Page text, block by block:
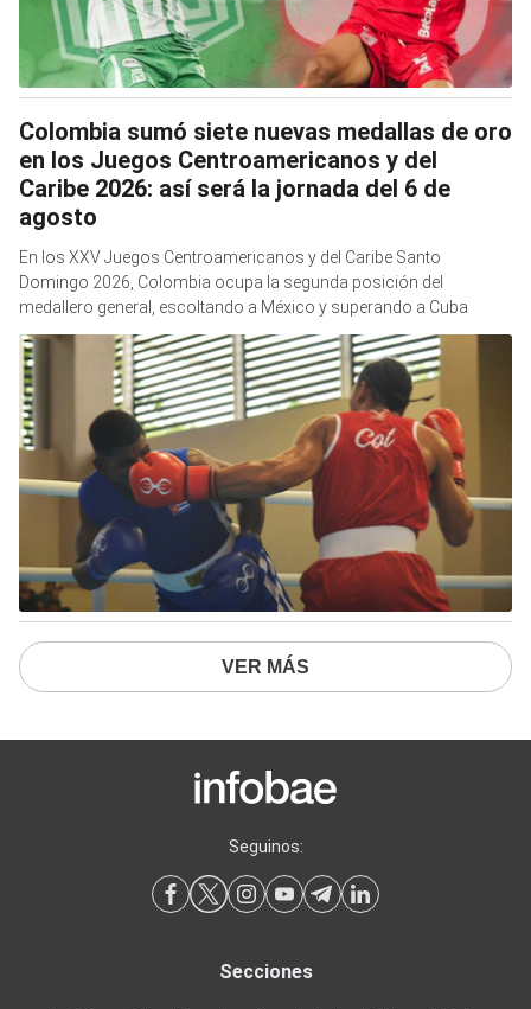
Colombia sumó siete nuevas medallas de oro
en los Juegos Centroamericanos y del
Caribe 2026: así será la jornada del 6 de
agosto
En los XXV Juegos Centroamericanos y del Caribe Santo
Domingo 2026, Colombia ocupa la segunda posición del
medallero general, escoltando a México y superando a Cuba
VER MÁS
Seguinos:
Secciones